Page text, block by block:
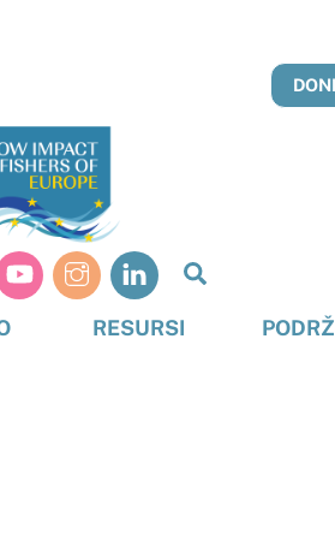
RESURSI